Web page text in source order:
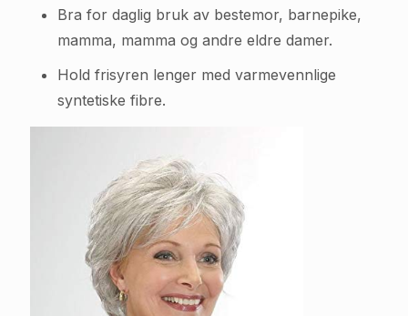
Bra for daglig bruk av bestemor, barnepike,
mamma, mamma og andre eldre damer.
Hold frisyren lenger med varmevennlige
syntetiske fibre.